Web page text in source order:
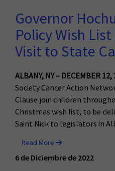
Governor
Policy Wish
Visit to State
ALBANY, NY – DECEMBER 12,
Society Cancer Action
Clause join children
Christmas wish list, to be
Saint Nick to legislators in
Read More
6 de Diciembre de 2022